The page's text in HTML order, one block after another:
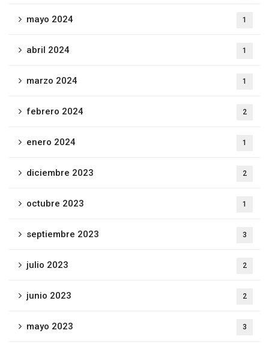
mayo 2024 1
abril 2024 1
marzo 2024 1
febrero 2024 2
enero 2024 1
diciembre 2023 2
octubre 2023 1
septiembre 2023 3
julio 2023 2
junio 2023 2
mayo 2023 3